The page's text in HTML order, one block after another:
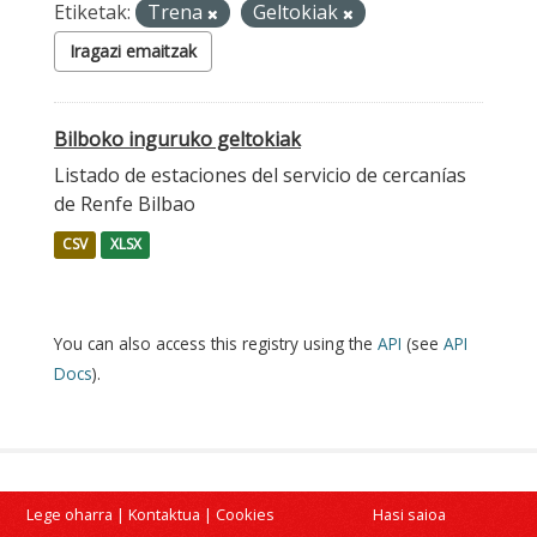
Etiketak: Trena Geltokiak
Iragazi emaitzak
Bilboko inguruko geltokiak
Listado de estaciones del servicio de cercanías
de Renfe Bilbao
CSV XLSX
You can also access this registry using the API (see API
Docs).
Lege oharra | Kontaktua | Cookies Hasi saioa